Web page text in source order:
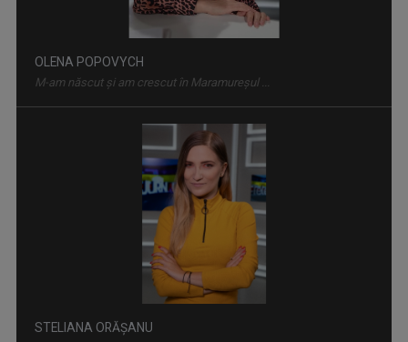
CÂNTEC ȘI POVESTE
O emisiune în care descoperim poveştile de ...
OLENA POPOVYCH
M-am născut şi am crescut în Maramureşul ...
STELIANA ORĂŞANU